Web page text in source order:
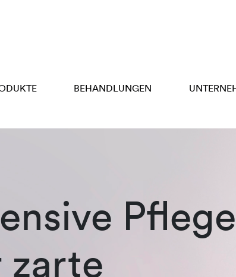
BEHANDLUNGEN
Pflege
zarte